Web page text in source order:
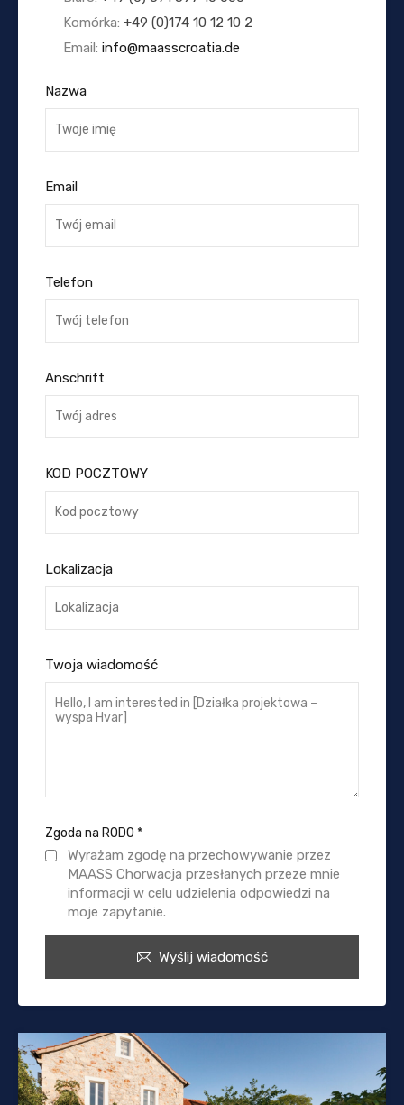
Komórka: +49 (0)174 10 12 10 2
Email: info@maasscroatia.de
Nazwa
Email
Telefon
Anschrift
KOD POCZTOWY
Lokalizacja
Twoja wiadomość
Zgoda na RODO *
Wyrażam zgodę na przechowywanie przez
MAASS Chorwacja przesłanych przeze mnie
informacji w celu udzielenia odpowiedzi na
moje zapytanie.
Wyślij wiadomość